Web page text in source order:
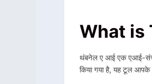
What is
थंबनेल ए आई एक एआई-
किया गया है, यह टूल आपके